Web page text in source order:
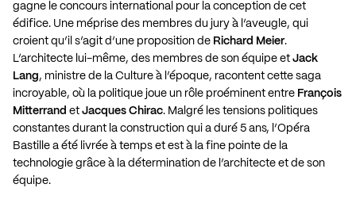
gagne le concours international pour la conception de cet
édifice. Une méprise des membres du jury à l’aveugle, qui
croient qu’il s’agit d’une proposition de Richard Meier.
L’architecte lui-même, des membres de son équipe et Jack
Lang, ministre de la Culture à l’époque, racontent cette saga
incroyable, où la politique joue un rôle proéminent entre François
Mitterrand et Jacques Chirac. Malgré les tensions politiques
constantes durant la construction qui a duré 5 ans, l’Opéra
Bastille a été livrée à temps et est à la fine pointe de la
technologie grâce à la détermination de l’architecte et de son
équipe.